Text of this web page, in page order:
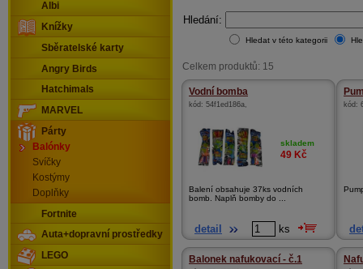
Hledání:
Hledat v této kategorii
Celkem produktů: 15
Vodní bomba
kód: 54f1ed186a,
skladem
49 Kč
Balení obsahuje 37ks vodních
bomb. Naplň bomby do ...
detail ks
kód:
Balonek nafukovací - č.1
Albi
Knížky
Sběratelské karty
Angry Birds
Hatchimals
MARVEL
Párty
Balónky
Svíčky
Kostýmy
Doplňky
Fortnite
Auta+dopravní prostředky
LEGO